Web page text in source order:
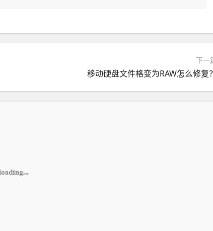
下一
移动硬盘文件格变为RAW怎么修复